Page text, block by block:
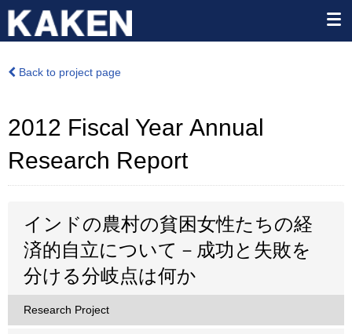
Back to project page
2012 Fiscal Year Annual
Research Report
インドの農村の貧困女性たちの経
済的自立について－成功と失敗を
分ける分岐点は何か
Research Project